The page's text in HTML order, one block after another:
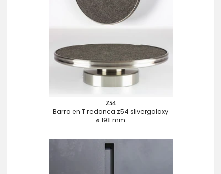
Z54
Barra en T redonda z54 slivergalaxy
⌀ 198 mm